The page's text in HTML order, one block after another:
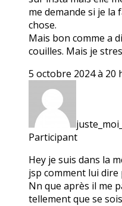
me demande si je la
chose.
Mais bon comme a
couilles. Mais je
5 octobre 2024 à 20
Participant
Hey je suis dans la
jsp comment lui dire
Nn que après il me
tellement que se